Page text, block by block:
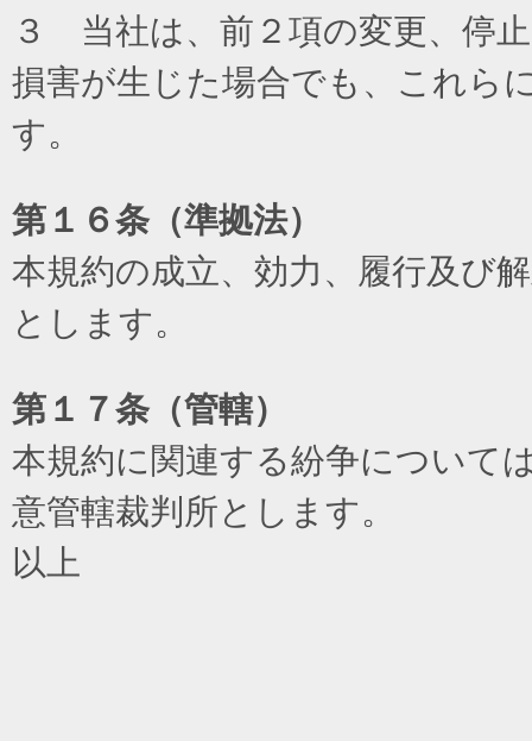
３ 当社は、前２項の変更、停
損害が生じた場合でも、これら
す。
第１６条（準拠法）
本規約の成立、効力、履行及び
とします。
第１７条（管轄）
本規約に関連する紛争について
意管轄裁判所とします。
以上